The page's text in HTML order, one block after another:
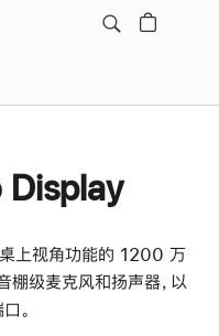
Display
上视角功能的 1200 万
级麦克风和扬声器，以
。